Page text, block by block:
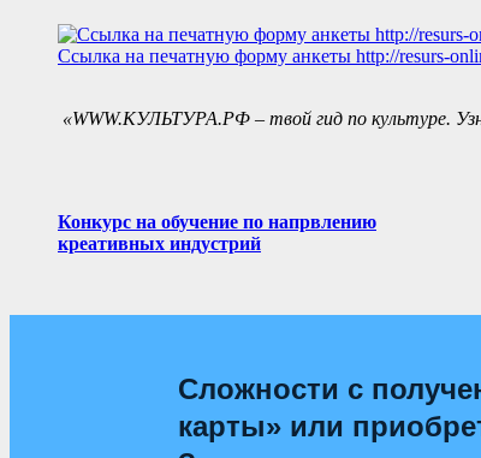
Ссылка на печатную форму анкеты http://resurs-
«WWW.КУЛЬТУРА.РФ – твой гид по культуре.
Конкурс на обучение по напрвлению
креативных индустрий
Сложности с
карты» или